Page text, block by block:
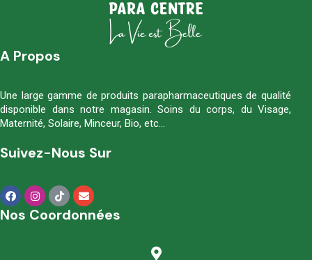
A Propos
Une large gamme de produits parapharmaceutiques de qualité
disponible dans notre magasin. Soins du corps, du Visage,
Maternité, Solaire, Minceur, Bio, etc…
Suivez-Nous Sur
Nos Coordonnées